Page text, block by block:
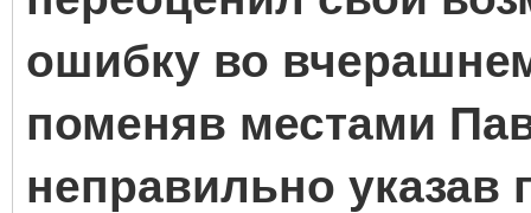
ошибку во
поменяв местами
неправильно